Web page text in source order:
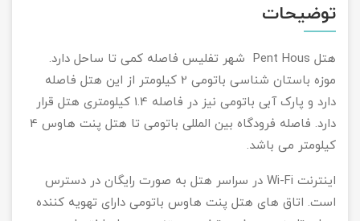
توضیحات
هتل Pent Hous شهر تفلیس فاصله کمی تا ساحل دارد.
موزه باستان شناسی باتومی 2 کیلومتر از این هتل فاصله
دارد و پارک آبی باتومی نیز در فاصله 1.4 کیلومتری هتل قرار
دارد. فاصله فرودگاه بین المللی باتومی تا هتل پنت هاوس 4
کیلومتر می باشد.
اینترنت Wi-Fi در سراسر هتل به صورت رایگان در دسترس
است. اتاق های هتل پنت هاوس باتومی دارای تهویه کننده
تور کاشان
تور اصفهان
تور ترکمن صحرا
تور آفرود